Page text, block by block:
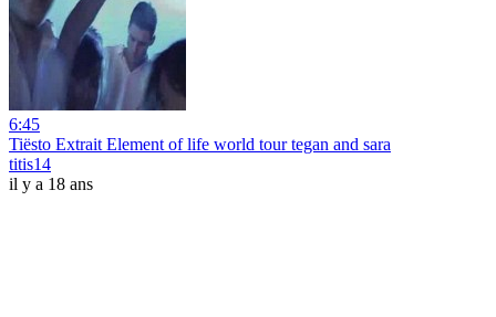
6:45
Tiësto Extrait Element of life world tour tegan and sara
titis14
il y a 18 ans